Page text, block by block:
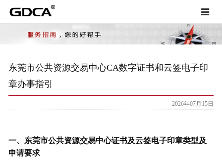
Toggle
东莞市公共资源交易中心CA数字证书和云签电子印
章办事指引
2026年07月15日
一、东莞市公共资源交易中心证书及云签电子印章类型及
申请要求